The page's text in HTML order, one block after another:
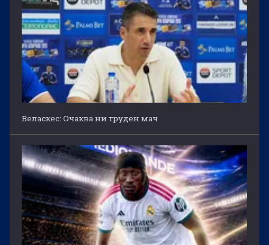
Веласкес: Очаква ни труден мач